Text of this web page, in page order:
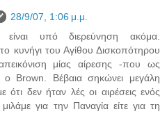
28/9/07, 1:06 μ.μ.
υπό διερεύνηση ακόμα.
κυνήγι του Αγίθου Δισκοπότηρου
μίας αίρεσης -που ως
ο Brown. Βέβαια σηκώνει μεγάλη
δεν ήταν λές οι αιρέσεις ενός
για την Παναγία είτε για τη